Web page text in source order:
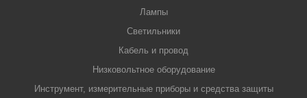
Лампы
Светильники
Кабель и провод
Низковольтное оборудование
Инструмент, измерительные приборы и средства защиты